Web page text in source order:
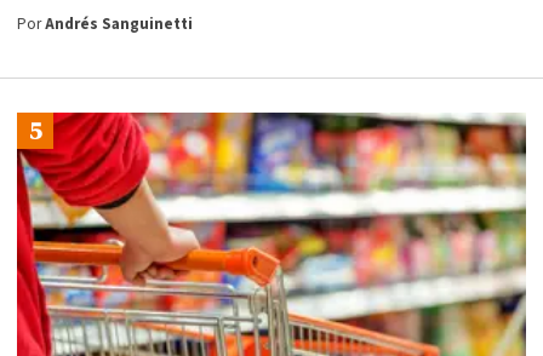
PorAndrés Sanguinetti